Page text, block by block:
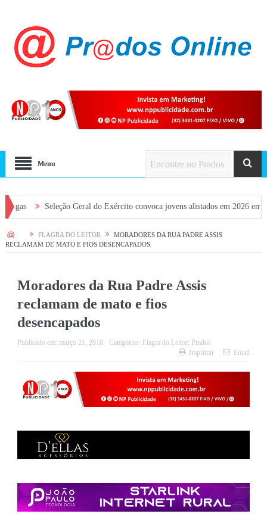
Menu
Seleção Geral do Exército convoca jovens alistados em 2026 em Prados
HOME FLAGRA DO LEITOR
MORADORES DA RUA PADRE ASSIS
RECLAMAM DE MATO E FIOS DESENCAPADOS
Moradores da Rua Padre Assis
reclamam de mato e fios
desencapados
Publicado em: março 21, 2018 Categorias: Flagra do Leitor, Prados
Imprimir
Email